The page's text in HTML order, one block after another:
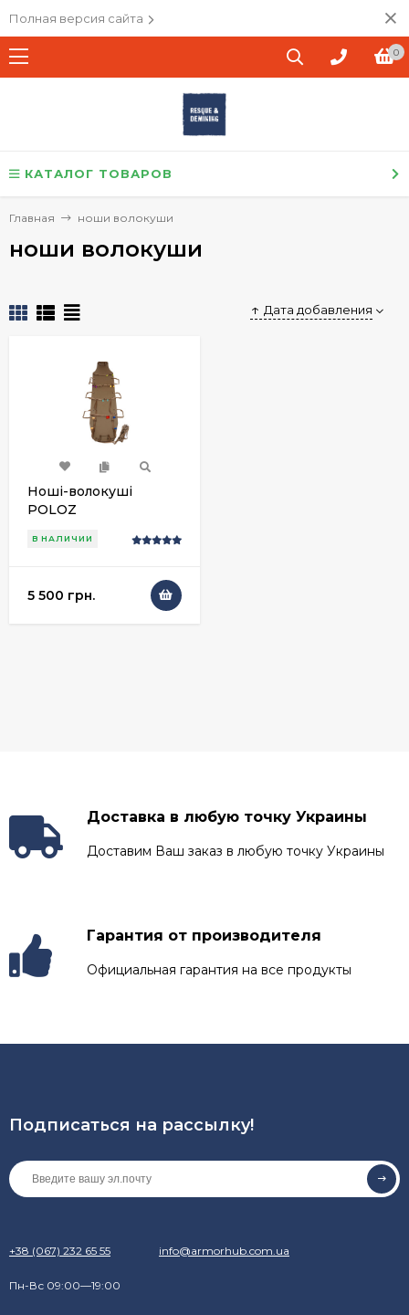
Полная версия сайта
0
КАТАЛОГ ТОВАРОВ
Главная ноши волокуши
ноши волокуши
Дата добавления
Ноші-волокуші
POLOZ
В НАЛИЧИИ
5 500 грн.
Доставка в любую точку Украины
Доставим Ваш заказ в любую точку Украины
Гарантия от производителя
Официальная гарантия на все продукты
Подписаться на рассылкy!
+38 (067) 232 65 55 info@armorhub.com.ua
Пн-Вс 09:00—19:00